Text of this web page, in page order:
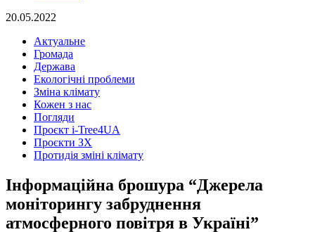
20.05.2022
Актуальне
Громада
Держава
Екологічні проблеми
Зміна клімату
Кожен з нас
Погляди
Проєкт i-Tree4UA
Проєкти ЗХ
Протидія зміні клімату
Інформаційна брошура “Джерела
моніторингу забруднення
атмосферного повітря в Україні”